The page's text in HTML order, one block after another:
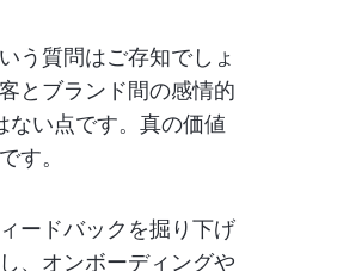
う質問はご存知でしょ
とブランド間の感情的
ない点です。真の価値
す。
ードバックを掘り下げ
、オンボーディングや